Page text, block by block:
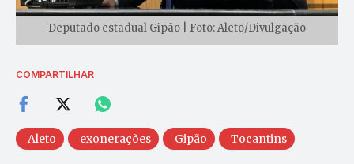
Deputado estadual Gipão | Foto: Aleto/Divulgação
COMPARTILHAR
Aleto exonerações Gipão Tocantins